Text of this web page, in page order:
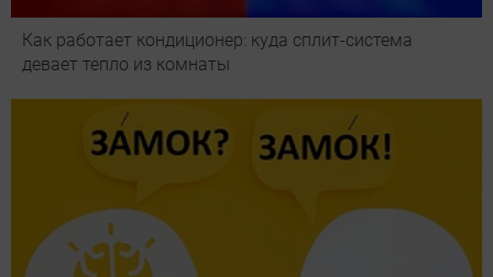
Как работает кондиционер: куда сплит-система
девает тепло из комнаты